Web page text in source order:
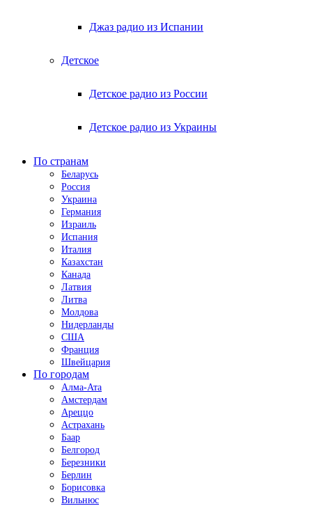
Джаз радио из Испании
Детское
Детское радио из России
Детское радио из Украины
По странам
Беларусь
Россия
Украина
Германия
Израиль
Испания
Италия
Казахстан
Канада
Латвия
Литва
Молдова
Нидерланды
США
Франция
Швейцария
По городам
Алма-Ата
Амстердам
Ареццо
Астрахань
Баар
Белгород
Березники
Берлин
Борисовка
Вильнюс